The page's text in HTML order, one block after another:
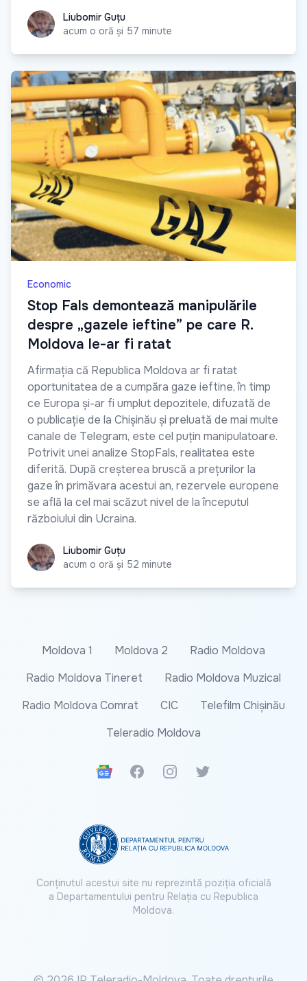
Liubomir Guțu
Liubomir Guțu
acum o oră și 57 minute
Economic
Stop Fals demontează manipulările
despre „gazele ieftine” pe care R.
Moldova le-ar fi ratat
Afirmația că Republica Moldova ar fi ratat
oportunitatea de a cumpăra gaze ieftine, în timp
ce Europa și-ar fi umplut depozitele, difuzată de
o publicație de la Chișinău și preluată de mai multe
canale de Telegram, este cel puțin manipulatoare.
Potrivit unei analize StopFals, realitatea este
diferită. După creșterea bruscă a prețurilor la
gaze în primăvara acestui an, rezervele europene
se află la cel mai scăzut nivel de la începutul
războiului din Ucraina.
Liubomir Guțu
Liubomir Guțu
acum o oră și 52 minute
Moldova 1 Moldova 2
Radio Moldova
Radio Moldova Tineret
Radio Moldova Muzical
Radio Moldova Comrat
CIC
Telefilm Chișinău
Teleradio Moldova
Google News
FacebookInstagramTwitter
Conținutul acestui site nu reprezintă poziția oficială
a Departamentului pentru Relația cu Republica
Moldova.